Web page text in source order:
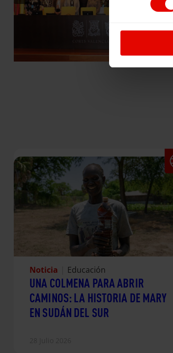
Noticia Educación
UNA COLMENA PARA ABRIR
CAMINOS: LA HISTORIA DE MARY
EN SUDÁN DEL SUR